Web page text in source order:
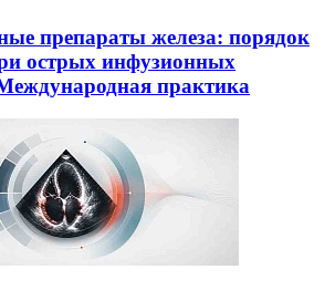
препараты железа: порядок
острых инфузионных
практика